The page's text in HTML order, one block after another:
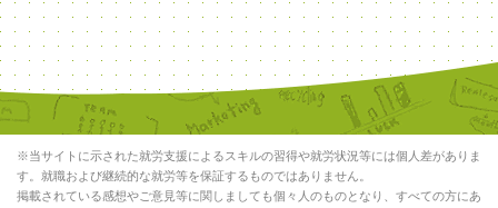
※当サイトに示された就労支援によるスキルの習得や就労状況等には個人差がありま
す。就職および継続的な就労等を保証するものではありません。
掲載されている感想やご意見等に関しましても個々人のものとなり、すべての方にあ